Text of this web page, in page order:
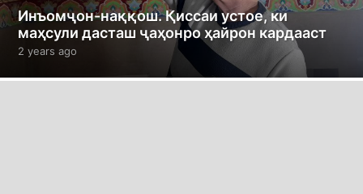
Инъомҷон-наққош. Қиссаи устое, ки
маҳсули дасташ ҷаҳонро ҳайрон кардааст
2 years ago
e